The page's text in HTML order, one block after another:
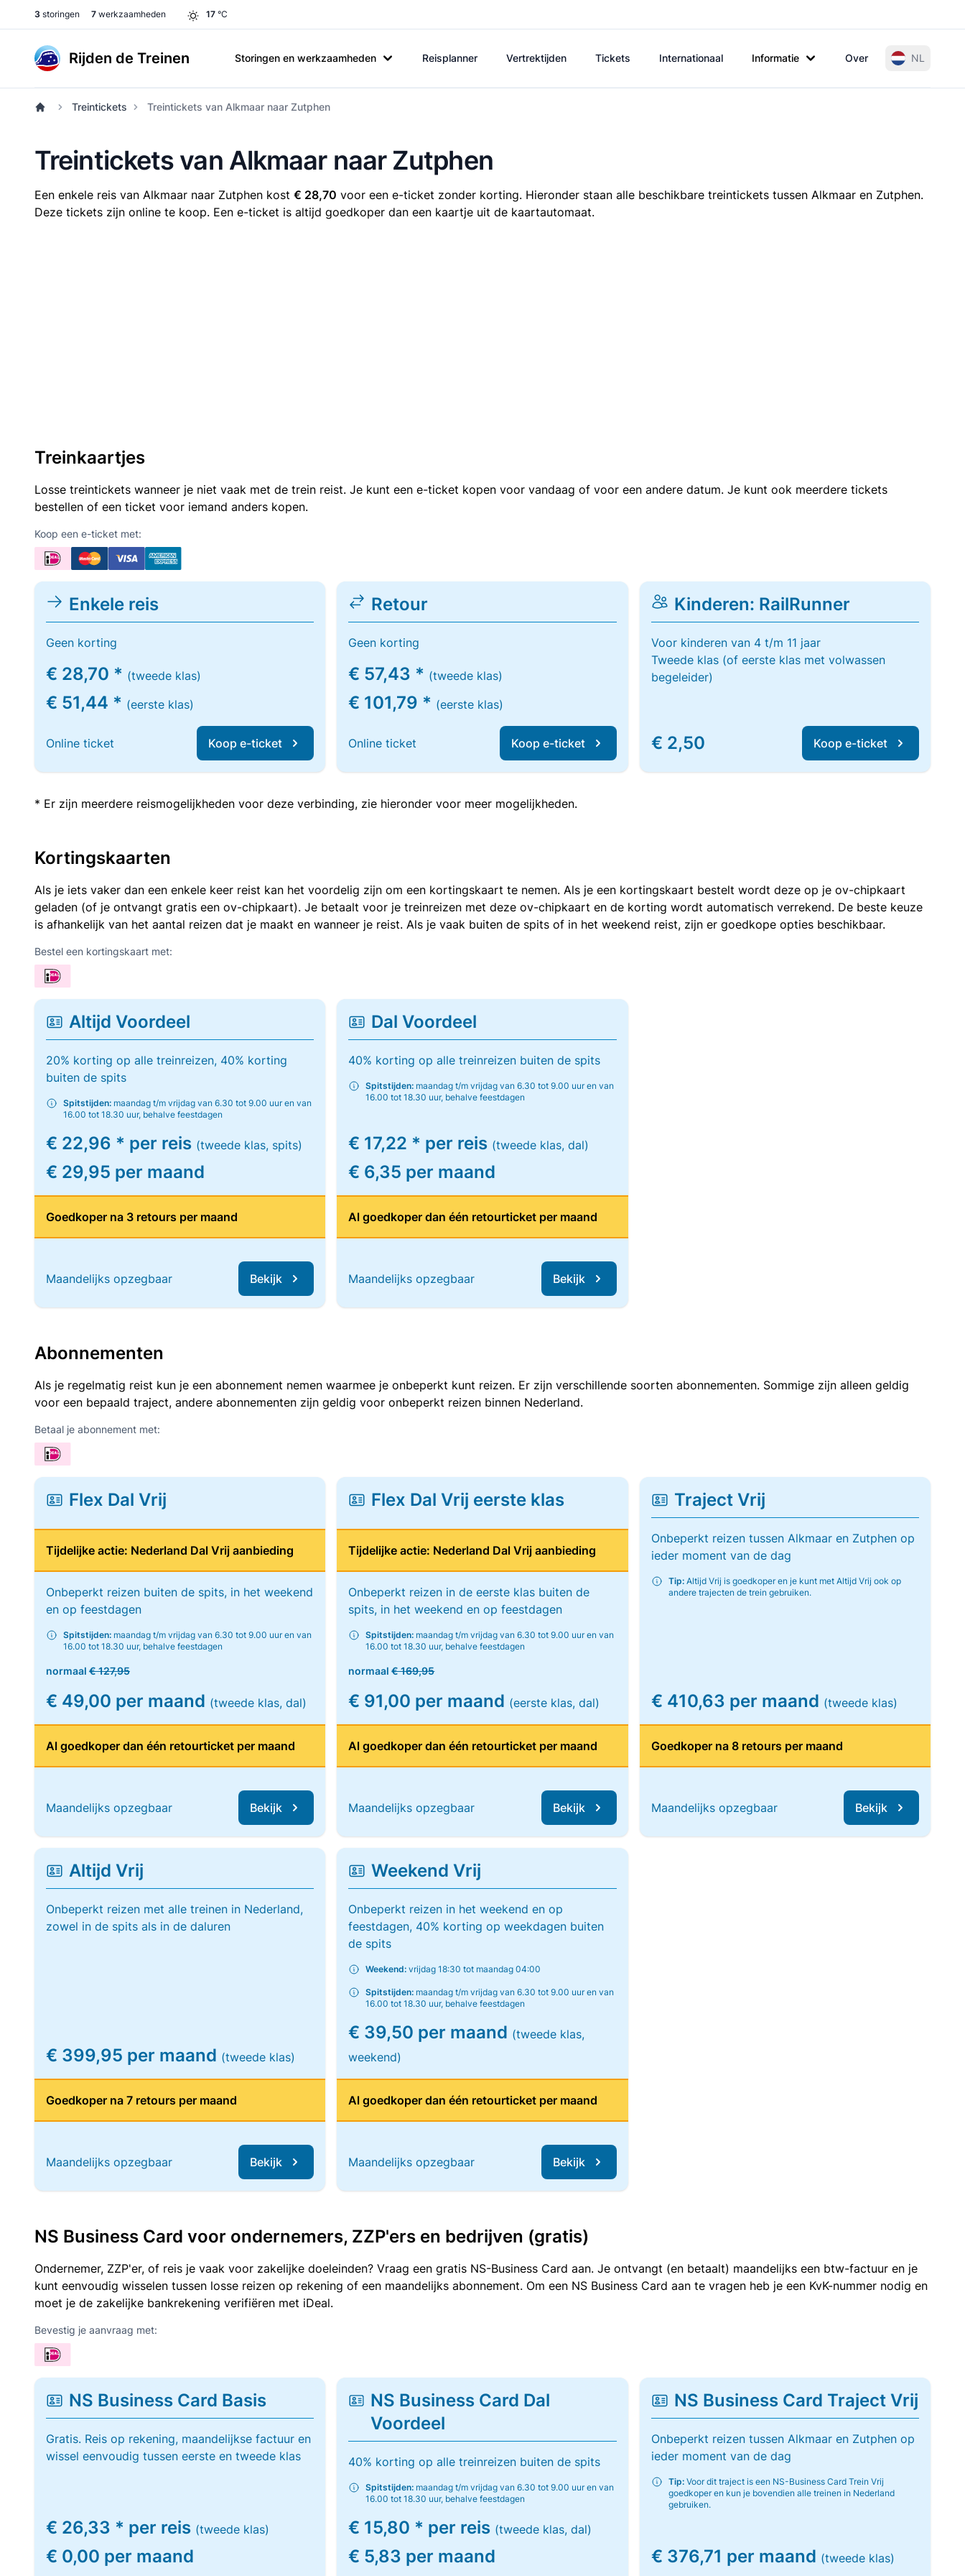
3 storingen 7 werkzaamheden 17 °C
Rijden de Treinen Storingen en werkzaamheden Reisplanner Vertrektijden Tickets Internationaal Informatie Over NL
Treintickets Treintickets van Alkmaar naar Zutphen
Treintickets van Alkmaar naar Zutphen
Een enkele reis van Alkmaar naar Zutphen kost € 28,70 voor een e-ticket zonder korting. Hieronder staan alle beschikbare treintickets tussen Alkmaar en Zutphen.
Deze tickets zijn online te koop. Een e-ticket is altijd goedkoper dan een kaartje uit de kaartautomaat.
Treinkaartjes
Losse treintickets wanneer je niet vaak met de trein reist. Je kunt een e-ticket kopen voor vandaag of voor een andere datum. Je kunt ook meerdere tickets
bestellen of een ticket voor iemand anders kopen.
Koop een e-ticket met:
Enkele reis
Geen korting
€ 28,70 * (tweede klas)
€ 51,44 * (eerste klas)
Online ticket Koop e-ticket
Retour
Geen korting
€ 57,43 * (tweede klas)
€ 101,79 * (eerste klas)
Online ticket Koop e-ticket
Kinderen: RailRunner
Voor kinderen van 4 t/m 11 jaar
Tweede klas (of eerste klas met volwassen
begeleider)
€ 2,50 Koop e-ticket
* Er zijn meerdere reismogelijkheden voor deze verbinding, zie hieronder voor meer mogelijkheden.
Kortingskaarten
Als je iets vaker dan een enkele keer reist kan het voordelig zijn om een kortingskaart te nemen. Als je een kortingskaart bestelt wordt deze op je ov-chipkaart
geladen (of je ontvangt gratis een ov-chipkaart). Je betaalt voor je treinreizen met deze ov-chipkaart en de korting wordt automatisch verrekend. De beste keuze
is afhankelijk van het aantal reizen dat je maakt en wanneer je reist. Als je vaak buiten de spits of in het weekend reist, zijn er goedkope opties beschikbaar.
Bestel een kortingskaart met:
Altijd Voordeel
20% korting op alle treinreizen, 40% korting
buiten de spits
Spitstijden: maandag t/m vrijdag van 6.30 tot 9.00 uur en van
16.00 tot 18.30 uur, behalve feestdagen
€ 22,96 * per reis (tweede klas, spits)
€ 29,95 per maand
Goedkoper na 3 retours per maand
Maandelijks opzegbaar Bekijk
Dal Voordeel
40% korting op alle treinreizen buiten de spits
Spitstijden: maandag t/m vrijdag van 6.30 tot 9.00 uur en van
16.00 tot 18.30 uur, behalve feestdagen
€ 17,22 * per reis (tweede klas, dal)
€ 6,35 per maand
Al goedkoper dan één retourticket per maand
Maandelijks opzegbaar Bekijk
Abonnementen
Als je regelmatig reist kun je een abonnement nemen waarmee je onbeperkt kunt reizen. Er zijn verschillende soorten abonnementen. Sommige zijn alleen geldig
voor een bepaald traject, andere abonnementen zijn geldig voor onbeperkt reizen binnen Nederland.
Betaal je abonnement met:
Flex Dal Vrij
Tijdelijke actie: Nederland Dal Vrij aanbieding
Onbeperkt reizen buiten de spits, in het weekend
en op feestdagen
Spitstijden: maandag t/m vrijdag van 6.30 tot 9.00 uur en van
16.00 tot 18.30 uur, behalve feestdagen
normaal € 127,95
€ 49,00 per maand (tweede klas, dal)
Al goedkoper dan één retourticket per maand
Maandelijks opzegbaar Bekijk
Flex Dal Vrij eerste klas
Tijdelijke actie: Nederland Dal Vrij aanbieding
Onbeperkt reizen in de eerste klas buiten de
spits, in het weekend en op feestdagen
Spitstijden: maandag t/m vrijdag van 6.30 tot 9.00 uur en van
16.00 tot 18.30 uur, behalve feestdagen
normaal€ 169,95
€ 91,00 per maand (eerste klas, dal)
Al goedkoper dan één retourticket per maand
Maandelijks opzegbaar Bekijk
Traject Vrij
Onbeperkt reizen tussen Alkmaar en Zutphen op
ieder moment van de dag
Tip:Altijd Vrij is goedkoper en je kunt met Altijd Vrij ook op
andere trajecten de trein gebruiken.
€ 410,63 per maand (tweede klas)
Goedkoper na 8 retours per maand
Maandelijks opzegbaar Bekijk
Altijd Vrij
Onbeperkt reizen met alle treinen in Nederland,
zowel in de spits als in de daluren
€ 399,95 per maand (tweede klas)
Goedkoper na 7 retours per maand
Maandelijks opzegbaar Bekijk
Weekend Vrij
Onbeperkt reizen in het weekend en op
feestdagen, 40% korting op weekdagen buiten
de spits
Weekend: vrijdag 18:30 tot maandag 04:00
Spitstijden: maandag t/m vrijdag van 6.30 tot 9.00 uur en van
16.00 tot 18.30 uur, behalve feestdagen
€ 39,50 per maand (tweede klas,
weekend)
Al goedkoper dan één retourticket per maand
Maandelijks opzegbaar Bekijk
NS Business Card voor ondernemers, ZZP'ers en bedrijven (gratis)
Ondernemer, ZZP'er, of reis je vaak voor zakelijke doeleinden? Vraag een gratis NS-Business Card aan. Je ontvangt (en betaalt) maandelijks een btw-factuur en je
kunt eenvoudig wisselen tussen losse reizen op rekening of een maandelijks abonnement. Om een NS Business Card aan te vragen heb je een KvK-nummer nodig en
moet je de zakelijke bankrekening verifiëren met iDeal.
Bevestig je aanvraag met:
NS Business Card Basis
Gratis. Reis op rekening, maandelijkse factuur en
wissel eenvoudig tussen eerste en tweede klas
€ 26,33 * per reis (tweede klas)
€ 0,00 per maand
NS Business Card Dal
Voordeel
40% korting op alle treinreizen buiten de spits
Spitstijden: maandag t/m vrijdag van 6.30 tot 9.00 uur en van
16.00 tot 18.30 uur, behalve feestdagen
€ 15,80 * per reis (tweede klas, dal)
€ 5,83 per maand
NS Business Card Traject Vrij
Onbeperkt reizen tussen Alkmaar en Zutphen op
ieder moment van de dag
Tip:Voor dit traject is een NS-Business Card Trein Vrij
goedkoper en kun je bovendien alle treinen in Nederland
gebruiken.
€ 376,71 per maand (tweede klas)